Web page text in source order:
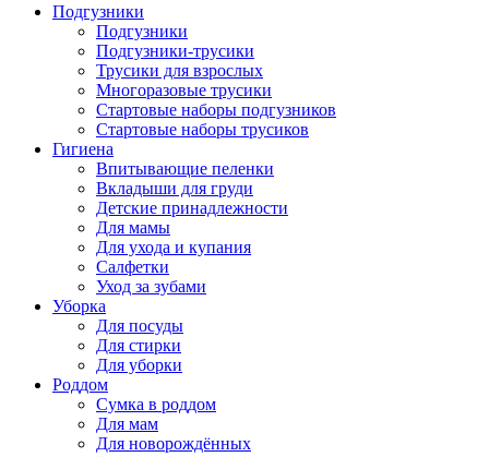
Подгузники
Подгузники
Подгузники-трусики
Трусики для взрослых
Многоразовые трусики
Стартовые наборы подгузников
Стартовые наборы трусиков
Гигиена
Впитывающие пеленки
Вкладыши для груди
Детские принадлежности
Для мамы
Для ухода и купания
Салфетки
Уход за зубами
Уборка
Для посуды
Для стирки
Для уборки
Роддом
Сумка в роддом
Для мам
Для новорождённых